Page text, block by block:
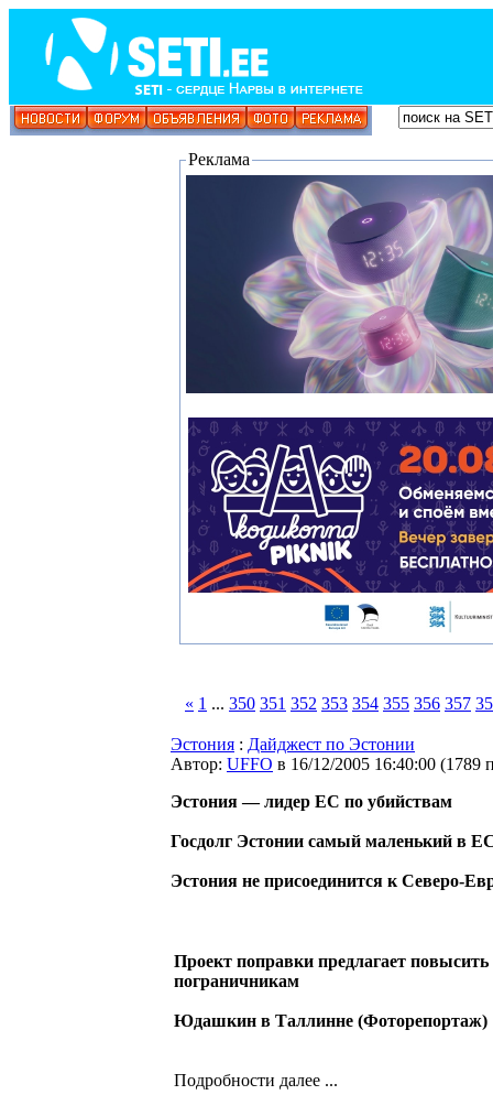
Реклама
« 1 ... 350 351 352 353 354 355 356 357
Эстония : Дайджест по Эстонии
Автор: UFFO в 16/12/2005 16:40:00 (1789
Эстония — лидер ЕС по убийствам
Госдолг Эстонии самый маленький в
Эстония не присоединится к Северо-
Проект поправки предлагает повысить
пограничникам
Юдашкин в Таллинне (Фоторепортаж)
Подробности далее ...